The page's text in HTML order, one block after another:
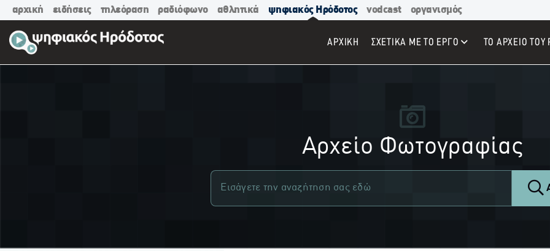
αρχική ειδήσεις τηλεόραση ραδιόφωνο αθλητικά ψηφιακός Ηρόδοτος vodcast οργανισμός
ΑΡΧΙΚΉ ΣΧΕΤΙΚΑ ΜΕ ΤΟ ΕΡΓΟ ΤΟ ΑΡΧΕΙΟ ΤΟΥ
Αρχείο Φωτογραφίας